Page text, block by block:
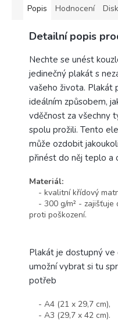
Popis Hodnocení
Detailní popis
Nechte se unést
jedinečný plakát s
vašeho života. Plakát
ideálním způsobem,
vděčnost za všechny
spolu prožili. Tento
může ozdobit
přinést do něj teplo a
Materiál:
- kvalitní křídový
- 300 g/m² - zajišťuje
proti poškození.
Plakát je dostupný ve
umožní vybrat si tu
potřeb
- A4 (21 x 29,7 cm),
- A3 (29,7 x 42 cm).